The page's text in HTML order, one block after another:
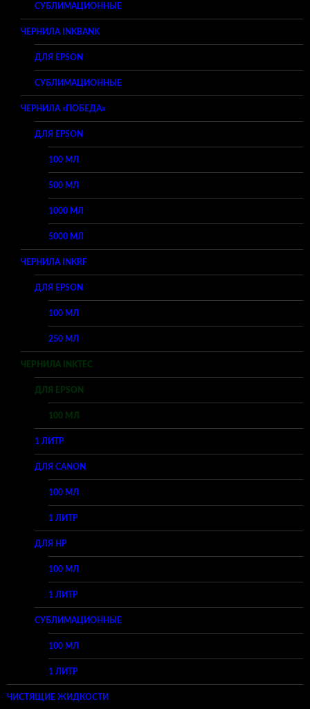
СУБЛИМАЦИОННЫЕ
ЧЕРНИЛА INKBANK
ДЛЯ EPSON
СУБЛИМАЦИОННЫЕ
ЧЕРНИЛА «ПОБЕДА»
ДЛЯ EPSON
100 МЛ
500 МЛ
1000 МЛ
5000 МЛ
ЧЕРНИЛА INKRF
ДЛЯ EPSON
100 МЛ
250 МЛ
ЧЕРНИЛА INKTEC
ДЛЯ EPSON
100 МЛ
1 ЛИТР
ДЛЯ CANON
100 МЛ
1 ЛИТР
ДЛЯ HP
100 МЛ
1 ЛИТР
СУБЛИМАЦИОННЫЕ
100 МЛ
1 ЛИТР
ЧИСТЯЩИЕ ЖИДКОСТИ